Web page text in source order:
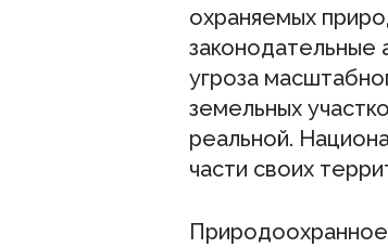
охраняемых
законодательные
угроза
земельных
реальной.
части своих
Природоохранное